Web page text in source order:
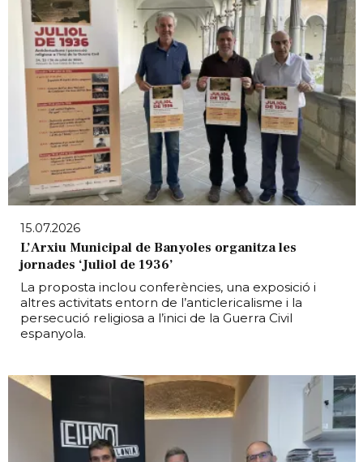
15.07.2026
L’Arxiu Municipal de Banyoles organitza les
jornades ‘Juliol de 1936’
La proposta inclou conferències, una exposició i
altres activitats entorn de l’anticlericalisme i la
persecució religiosa a l’inici de la Guerra Civil
espanyola.